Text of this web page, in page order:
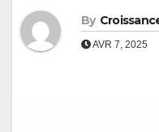
By
AVR 7, 2025